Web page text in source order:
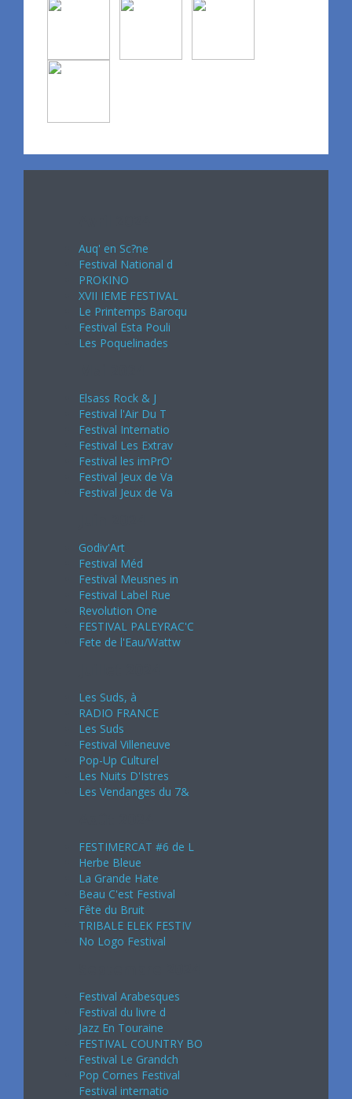
Auq' en Sc?ne
Festival National d
PROKINO
XVII IEME FESTIVAL
Le Printemps Baroqu
Festival Esta Pouli
Les Poquelinades
Elsass Rock & J
Festival l'Air Du T
Festival Internatio
Festival Les Extrav
Festival les imPrO'
Festival Jeux de Va
Festival Jeux de Va
Godiv'Art
Festival Méd
Festival Meusnes in
Festival Label Rue
Revolution One
FESTIVAL PALEYRAC'C
Fete de l'Eau/Wattw
Les Suds, à
RADIO FRANCE
Les Suds
Festival Villeneuve
Pop-Up Culturel
Les Nuits D'Istres
Les Vendanges du 7&
FESTIMERCAT #6 de L
Herbe Bleue
La Grande Hate
Beau C'est Festival
Fête du Bruit
TRIBALE ELEK FESTIV
No Logo Festival
Festival Arabesques
Festival du livre d
Jazz En Touraine
FESTIVAL COUNTRY BO
Festival Le Grandch
Pop Cornes Festival
Festival internatio